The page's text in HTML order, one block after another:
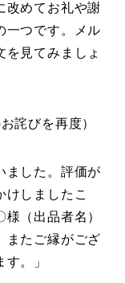
改めてお礼や謝
一つです。メル
を見てみましょ
詫びを再度）
ました。評価が
けしましたこ
（出品者名）
またご縁がござ
。」